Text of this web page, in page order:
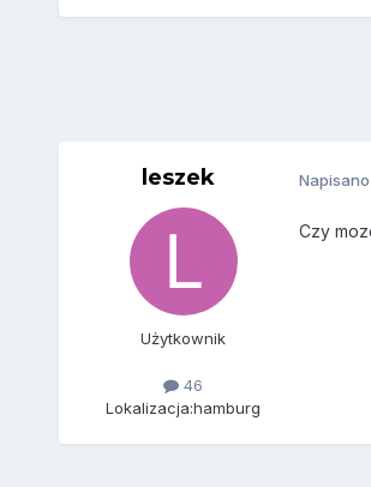
leszek
Użytkownik
46
Lokalizacja:hamburg
Napisano
Czy